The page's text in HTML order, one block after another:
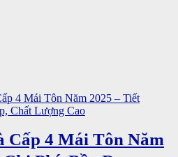
Cấp 4 Mái Tôn Năm